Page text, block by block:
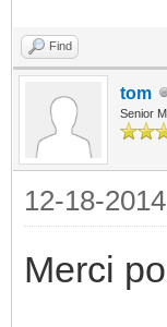
Find
tom
Senior
12-18-
Merci